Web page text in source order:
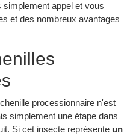
appel et vous
et des nombreux avantages
processionnaire n'est
simplement une étape dans
Si cet insecte représente un